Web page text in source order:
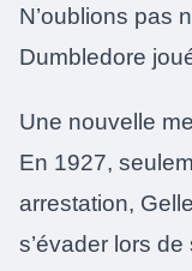
N’oublions pas
Dumbledore
Une nouvelle
En 1927,
arrestation,
s’évader lors